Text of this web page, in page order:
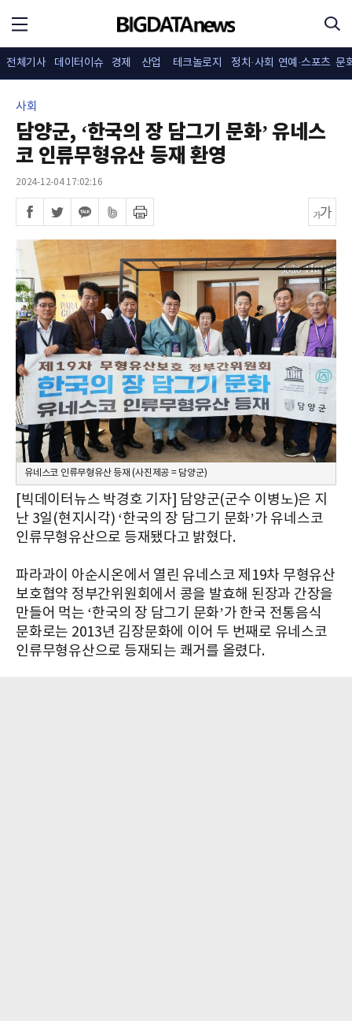
전체기사 데이터이슈 경제 산업 테크놀로지 정치·사회 연예·스포츠 문
사회
담양군, ‘한국의 장 담그기 문화’ 유네스
코 인류무형유산 등재 환영
2024-12-04 17:02:16
유네스코 인류무형유산 등재 (사진제공 = 담양군)
[빅데이터뉴스 박경호 기자] 담양군(군수 이병노)은 지
난 3일(현지시각) ‘한국의 장 담그기 문화’가 유네스코
인류무형유산으로 등재됐다고 밝혔다.
파라과이 아순시온에서 열린 유네스코 제19차 무형유산
보호협약 정부간위원회에서 콩을 발효해 된장과 간장을
만들어 먹는 ‘한국의 장 담그기 문화’가 한국 전통음식
문화로는 2013년 김장문화에 이어 두 번째로 유네스코
인류무형유산으로 등재되는 쾌거를 올렸다.